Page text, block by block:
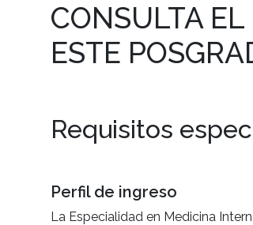
CONSULTA
ESTE
Requisitos
Perfil de ingreso
La Especialidad en Medicina